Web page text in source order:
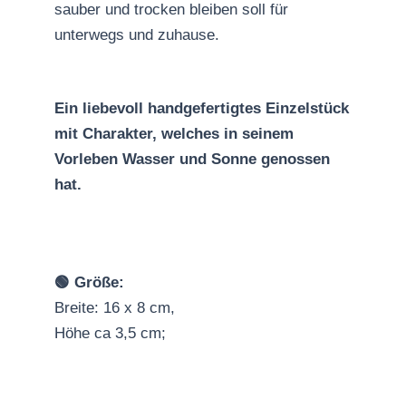
sauber und trocken bleiben soll für
unterwegs und zuhause.
Ein liebevoll handgefertigtes Einzelstück
mit Charakter, welches in seinem
Vorleben Wasser und Sonne genossen
hat.
🟢 Größe:
Breite: 16 x 8 cm,
Höhe ca 3,5 cm;